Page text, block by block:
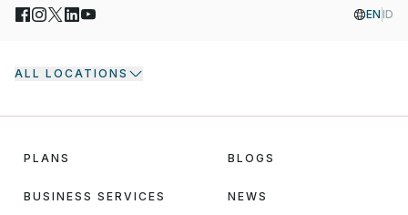
EN ID
ALL LOCATIONS
PLANS
BUSINESS SERVICES
BLOGS
NEWS